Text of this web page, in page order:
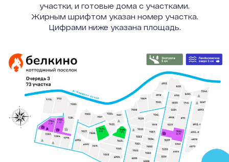
участки, и готовые дома с участками.
Жирным шрифтом указан номер участка.
Цифрами ниже указана площадь.